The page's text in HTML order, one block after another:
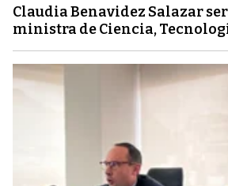
Claudia Benavidez Salazar
ministra de Ciencia,